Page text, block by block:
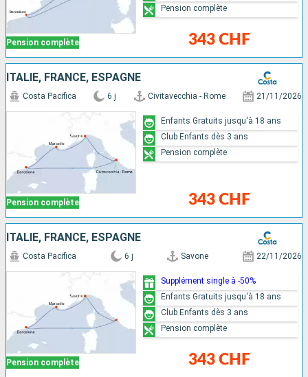
Pension complète 343 CHF
Pension complète
ITALIE, FRANCE, ESPAGNE
Pension complète
Costa Pacifica 6 j Civitavecchia - Rome 21/11/2026
343 CHF
Enfants Gratuits jusqu'à 18 ans
Club Enfants dès 3 ans
Pension complète
ITALIE, FRANCE, ESPAGNE
Pension complète
Costa Pacifica 6 j Savone 22/11/2026
343 CHF
Supplément single à -50%
Enfants Gratuits jusqu'à 18 ans
Club Enfants dès 3 ans
Pension complète